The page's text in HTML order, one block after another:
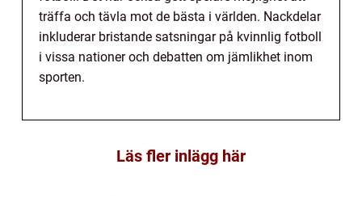
träffa och tävla mot de bästa i världen. Nackdelar
inkluderar bristande satsningar på kvinnlig fotboll
i vissa nationer och debatten om jämlikhet inom
sporten.
Läs fler inlägg här